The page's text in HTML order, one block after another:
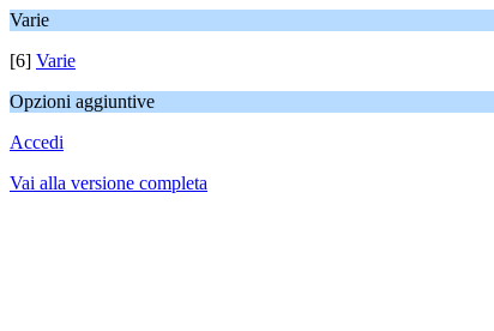
Varie
[6] Varie
Opzioni aggiuntive
Accedi
Vai alla versione completa